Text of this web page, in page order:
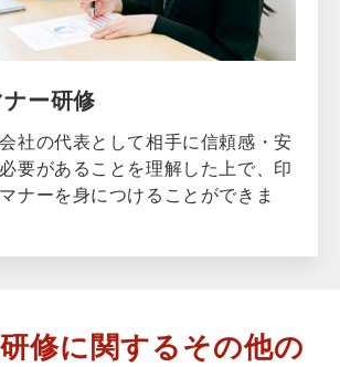
ー研修
社の代表として相手に信頼感・安
要があることを理解した上で、印
ナーを身につけることができま
修に関するその他の